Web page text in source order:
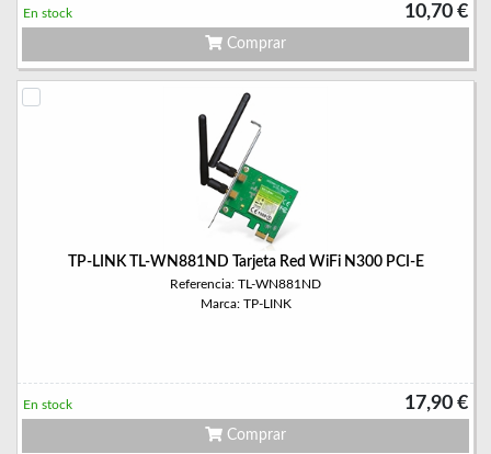
10,70 €
En stock
Comprar
TP-LINK TL-WN881ND Tarjeta Red WiFi N300 PCI-E
Referencia: TL-WN881ND
Marca: TP-LINK
17,90 €
En stock
Comprar